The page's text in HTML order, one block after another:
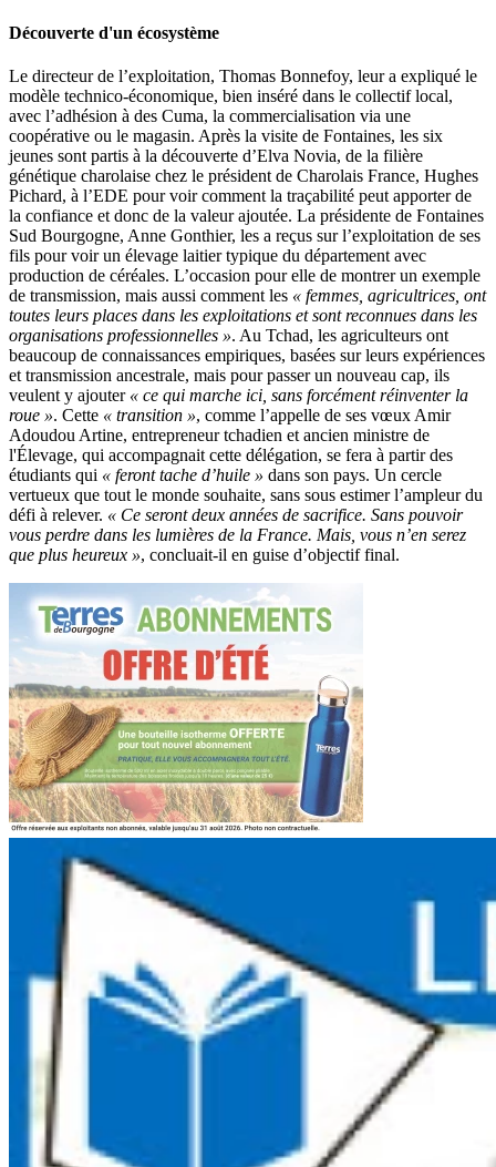
Découverte d'un écosystème
Le directeur de l’exploitation, Thomas Bonnefoy, leur a expliqué le
modèle technico-économique, bien inséré dans le collectif local,
avec l’adhésion à des Cuma, la commercialisation via une
coopérative ou le magasin. Après la visite de Fontaines, les six
jeunes sont partis à la découverte d’Elva Novia, de la filière
génétique charolaise chez le président de Charolais France, Hughes
Pichard, à l’EDE pour voir comment la traçabilité peut apporter de
la confiance et donc de la valeur ajoutée. La présidente de Fontaines
Sud Bourgogne, Anne Gonthier, les a reçus sur l’exploitation de ses
fils pour voir un élevage laitier typique du département avec
production de céréales. L’occasion pour elle de montrer un exemple
de transmission, mais aussi comment les « femmes, agricultrices, ont
toutes leurs places dans les exploitations et sont reconnues dans les
organisations professionnelles ». Au Tchad, les agriculteurs ont
beaucoup de connaissances empiriques, basées sur leurs expériences
et transmission ancestrale, mais pour passer un nouveau cap, ils
veulent y ajouter « ce qui marche ici, sans forcément réinventer la
roue ». Cette « transition », comme l’appelle de ses vœux Amir
Adoudou Artine, entrepreneur tchadien et ancien ministre de
l'Élevage, qui accompagnait cette délégation, se fera à partir des
étudiants qui « feront tache d’huile » dans son pays. Un cercle
vertueux que tout le monde souhaite, sans sous estimer l’ampleur du
défi à relever. « Ce seront deux années de sacrifice. Sans pouvoir
vous perdre dans les lumières de la France. Mais, vous n’en serez
que plus heureux », concluait-il en guise d’objectif final.